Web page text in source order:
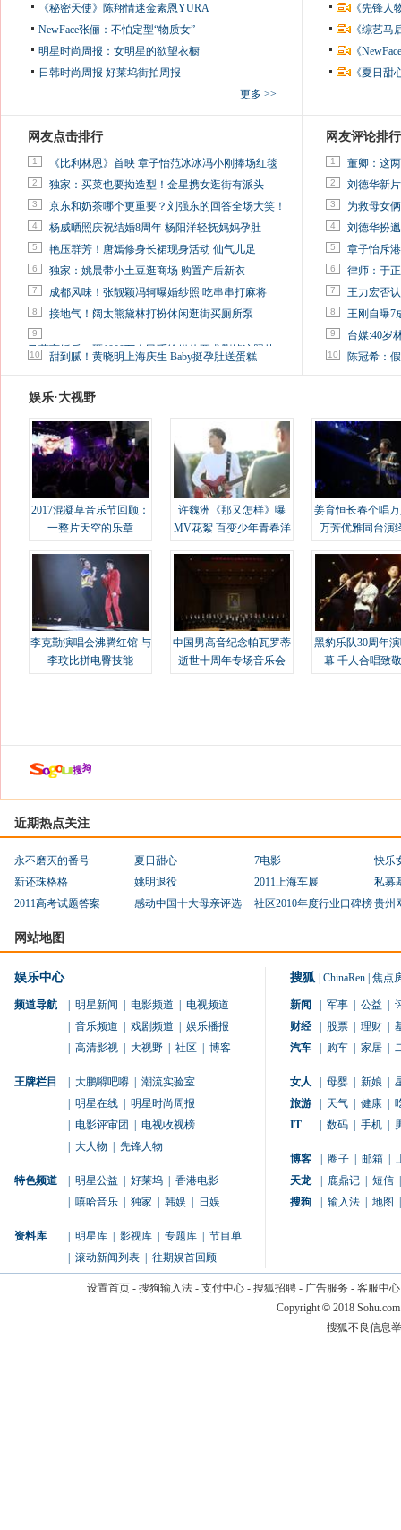
《秘密天使》陈翔情迷金素恩YURA
NewFace张俪：不怕定型“物质女”
明星时尚周报：女明星的欲望衣橱
日韩时尚周报 好莱坞街拍周报
更多 >>
《先锋
《综艺
《
《夏日
网友点击排行
1 《比利林恩》首映 章子怡范冰冰冯小刚捧场红毯
2 独家：买菜也要拗造型！金星携女逛街有派头
3 京东和奶茶哪个更重要？刘强东的回答全场大笑！
4 杨威晒照庆祝结婚8周年 杨阳洋轻抚妈妈孕肚
5 艳压群芳！唐嫣修身长裙现身活动 仙气儿足
6 独家：姚晨带小土豆逛商场 购置产后新衣
7 成都风味！张靓颖冯轲曝婚纱照 吃串串打麻将
8 接地气！阔太熊黛林打扮休闲逛街买厕所泵
9
马蓉离婚后，砸1000万人民币给媒体要求删掉这照片
10 甜到腻！黄晓明上海庆生 Baby挺孕肚送蛋糕
网友评论排行
1 董卿：这
2 刘德华新
3 为救母女
4 刘德华扮
5 章子怡斥
6 律师：于
7 王力宏否
8 王刚自曝7
9 台媒:40岁
10 陈冠希：
娱乐·大视野
2017混凝草音乐节回顾：
一整片天空的乐章
许魏洲《那又怎样》曝
MV花絮 百变少年青春洋
姜育恒长春个唱
万芳优雅同台演
李克勤演唱会沸腾红馆 与
李玟比拼电臀技能
中国男高音纪念帕瓦罗蒂
逝世十周年专场音乐会
黑豹乐队30周年
幕 千人合唱致
近期热点关注
永不磨灭的番号 夏日甜心 7电影
快乐
新还珠格格
姚明退役 2011上海车展
私募
2011高考试题答案
感动中国十大母亲评选 社区2010年度行业口碑榜贵州
网站地图
娱乐中心
频道导航 明星新闻 电影频道
电视频道
音乐频道 戏剧频道
娱乐播报
高清影视 大视野 社区 博客
王牌栏目 大鹏嘚吧嘚
潮流实验室
明星在线
明星时尚周报
电影评审团
电视收视榜
大人物 先锋人物
特色频道 明星公益 好莱坞
香港电影
嘻哈音乐 独家 韩娱 日娱
资料库 明星库 影视库 专题库
节目单
滚动新闻列表 往期娱首回顾
搜狐 ChinaRen 焦点
新闻 军事 公益
财经
股票 理财
汽车
购车 家居
女人 母婴 新娘
旅游
天气 健康
IT
数码 手机
博客 圈子 邮箱
天龙
鹿鼎记 短信
搜狗
输入法 地图
设置首页- 搜狗输入法- 支付中心- 搜狐招聘- 广告服务 - 客服中心
Copyright © 2018
搜狐不良信息